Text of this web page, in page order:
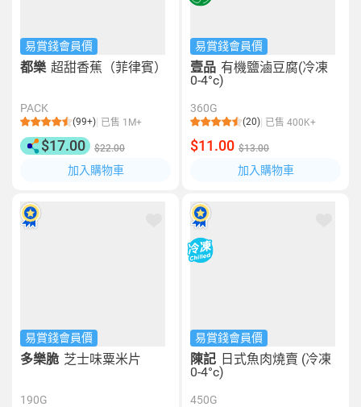
易賞錢會員價
都樂 超甜香蕉（菲律賓）
PACK
(99+) 已售 1M+
$17.00 $22.00
加入購物車
易賞錢會員價
壹品 有機鹽滷豆腐(冷凍
0-4°c)
360G
(20) 已售 400K+
$11.00 $13.00
加入購物車
易賞錢會員價
多樂脆 芝士味粟米片
190G
易賞錢會員價
陳記 日式魚肉燒賣 (冷凍
0-4°c)
450G